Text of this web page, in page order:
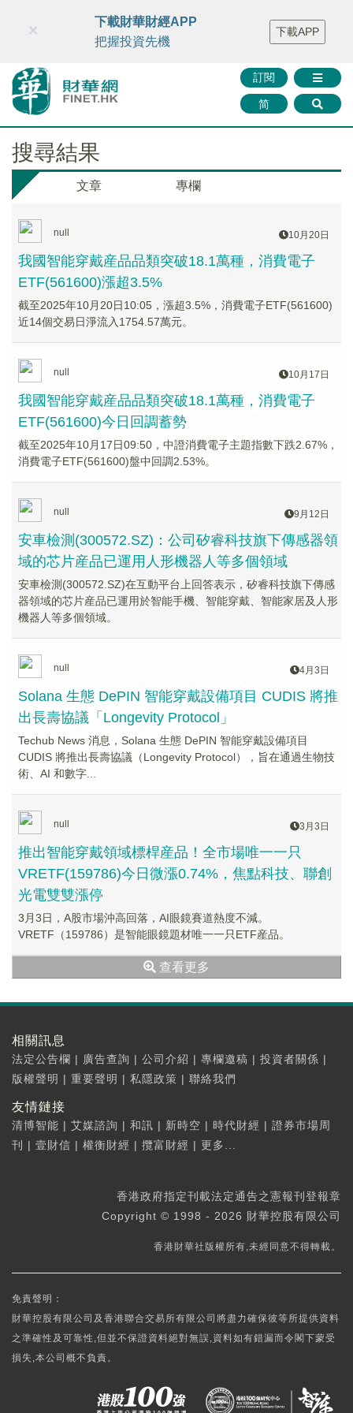
財華智庫網 FINTV FINMETA 財華證券 媒體矩陣
智庫沙龍
聯絡我們
訂閱
简
×
下載財華財經APP
把握投資先機
下載APP
搜尋結果
文章 專欄
null 10月20日
我國智能穿戴産品品類突破18.1萬種，消費電子
ETF(561600)漲超3.5%
截至2025年10月20日10:05，漲超3.5%，消費電子ETF(561600)
近14個交易日淨流入1754.57萬元。
null 10月17日
我國智能穿戴産品品類突破18.1萬種，消費電子
ETF(561600)今日回調蓄勢
截至2025年10月17日09:50，中證消費電子主題指數下跌2.67%，
消費電子ETF(561600)盤中回調2.53%。
null 9月12日
安車檢測(300572.SZ)：公司矽睿科技旗下傳感器領
域的芯片産品已運用人形機器人等多個領域
安車檢測(300572.SZ)在互動平台上回答表示，矽睿科技旗下傳感
器領域的芯片産品已運用於智能手機、智能穿戴、智能家居及人形
機器人等多個領域。
null 4月3日
Solana 生態 DePIN 智能穿戴設備項目 CUDIS 將推
出長壽協議「Longevity Protocol」
Techub News 消息，Solana 生態 DePIN 智能穿戴設備項目
CUDIS 將推出長壽協議（Longevity Protocol），旨在通過生物技
術、AI 和數字...
null 3月3日
推出智能穿戴領域標桿産品！全市場唯一一只
VRETF(159786)今日微漲0.74%，焦點科技、聯創
光電雙雙漲停
3月3日，A股市場沖高回落，AI眼鏡賽道熱度不減。
VRETF（159786）是智能眼鏡題材唯一一只ETF産品。
查看更多
相關訊息
法定公告欄 | 廣告查詢 | 公司介紹 | 專欄邀稿 | 投資者關係 |
版權聲明 | 重要聲明 | 私隱政策 | 聯絡我們
友情鏈接
清博智能 | 艾媒諮詢 | 和訊 | 新時空 | 時代財經 | 證券市場周
刊
| 壹財信 | 權衡財經 | 攬富財經 | 更多...
香港政府指定刊載法定通告之憲報刊登報章
Copyright © 1998 - 2026 財華控股有限公司
香港財華社版權所有,未經同意不得轉載。
免責聲明：
財華控股有限公司及香港聯合交易所有限公司將盡力確保彼等所提供資料
之準確性及可靠性,但並不保證資料絕對無誤,資料如有錯漏而令閣下蒙受
損失,本公司概不負責。